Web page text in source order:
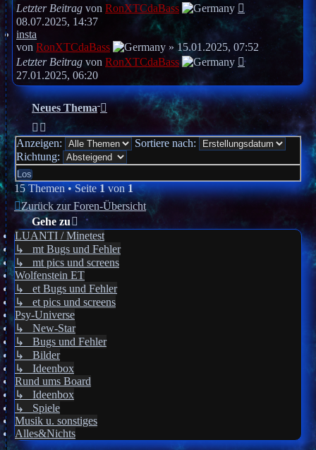
Letzter Beitrag von RonXTCdaBass
08.07.2025, 14:37
insta
von RonXTCdaBass » 15.01.2025, 07:52
Letzter Beitrag von RonXTCdaBass
27.01.2025, 06:20
Neues Thema
Anzeigen:
Sortiere nach:
Richtung:
15 Themen • Seite1von1
Zurück zur Foren-Übersicht
Gehe zu
LUANTI / Minetest
↳ mt Bugs und Fehler
↳ mt pics und screens
Wolfenstein ET
↳ et Bugs und Fehler
↳ et pics und screens
Psy-Universe
↳ New-Star
↳ Bugs und Fehler
↳ Bilder
↳ Ideenbox
Rund ums Board
↳ Ideenbox
↳ Spiele
Musik u. sonstiges
Alles&Nichts